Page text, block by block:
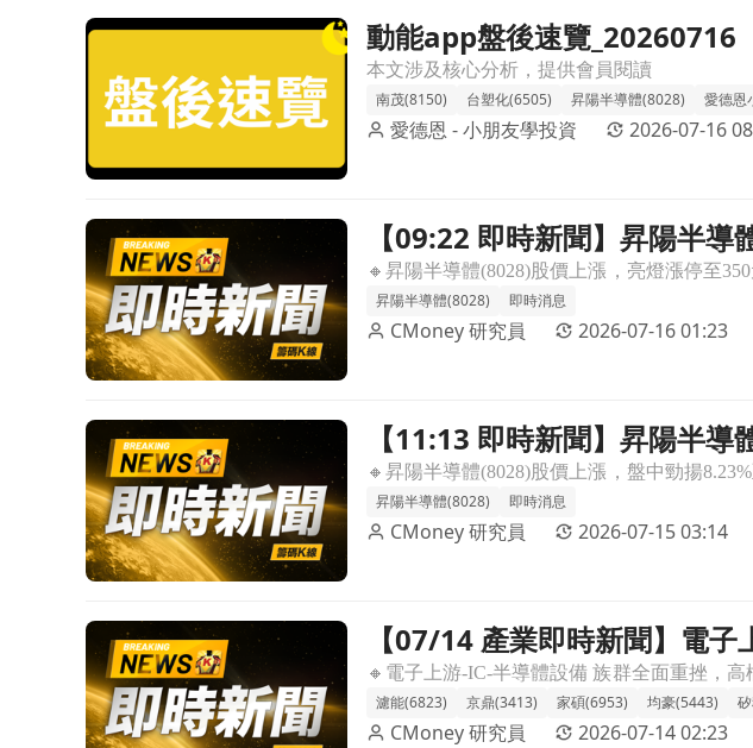
前往動能app盤後速覽_20260716文章頁動能app盤後速覽_20260716
本文涉及核心分析，提供會員閱讀
南茂(8150)
台塑化(6505) 昇陽半導體(8028) 愛德恩
愛德恩 - 小朋友學投資 2026-07-16
前往【09:22 即時新聞】昇陽半導體(8028)亮燈漲停至350元，AI再生晶圓營收
【09:22 即時新聞】昇陽半
＋法人買盤與短中期多頭結構
昇陽半導體(8028)
即時消息
CMoney 研究員 2026-07-16 01:23
前往【11:13 即時新聞】昇陽半導體(8028)股價勁揚至315.5元，延續營收創高
【11:13 即時新聞】昇陽半
晶圓題材＋短線脫離低檔區、
昇陽半導體(8028)
即時消息
CMoney 研究員 2026-07-15 03:14
前往【07/14 產業即時新聞】電子上游-IC-半導體設備 即時股價重挫，多頭信心
【07/14 產業即時新聞】電
驗
濾能(6823)
京鼎(3413) 家碩(6953) 均豪(5443)
CMoney 研究員 2026-07-14 02:23